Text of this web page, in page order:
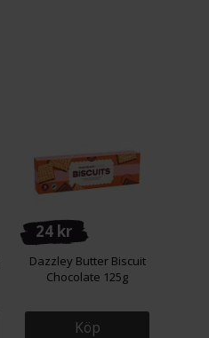
24 kr
Dazzley Butter Biscuit
Chocolate 125g
Köp